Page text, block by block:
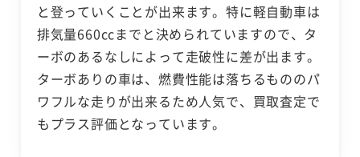
と登っていくことが出来ます。特に軽自動車は
排気量660ccまでと決められていますので、タ
ーボのあるなしによって走破性に差が出ます。
ターボありの車は、燃費性能は落ちるもののパ
ワフルな走りが出来るため人気で、買取査定で
もプラス評価となっています。